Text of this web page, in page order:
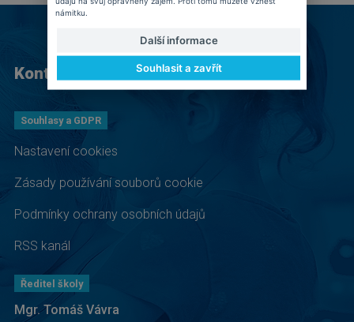
Kontakt
Souhlasy a GDPR
Nastavení cookies
Zásady používání souborů cookie
Podmínky ochrany osobních údajů
RSS kanál
Ředitel školy
Mgr. Tomáš Vávra
námitku.
Další informace
Souhlasit a zavřít